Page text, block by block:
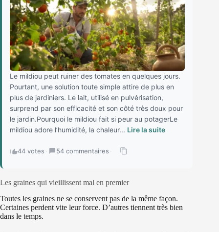
Le mildiou peut ruiner des tomates en quelques jours.
Pourtant, une solution toute simple attire de plus en
plus de jardiniers. Le lait, utilisé en pulvérisation,
surprend par son efficacité et son côté très doux pour
le jardin.Pourquoi le mildiou fait si peur au potagerLe
mildiou adore l’humidité, la chaleur... Lire la suite
44 votes · 54 commentaires ·
Les graines qui vieillissent mal en premier
Toutes les graines ne se conservent pas de la même façon.
Certaines perdent vite leur force. D’autres tiennent très bien
dans le temps.